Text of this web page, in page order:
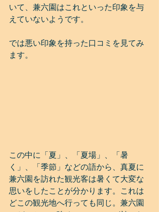
いて、兼六園はこれといった印象を与
えていないようです。
では悪い印象を持った口コミを見てみ
ます。
この中に「夏」、「夏場」、「暑
く」、「季節」などの語から、真夏に
兼六園を訪れた観光客は暑くて大変な
思いをしたことが分かります。これは
どこの観光地へ行っても同じ。兼六園